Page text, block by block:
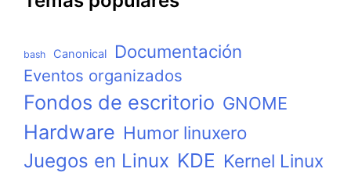
bash Canonical Documentación
Eventos organizados
Fondos de escritorio GNOME
Hardware Humor linuxero
Juegos en Linux KDE Kernel Linux